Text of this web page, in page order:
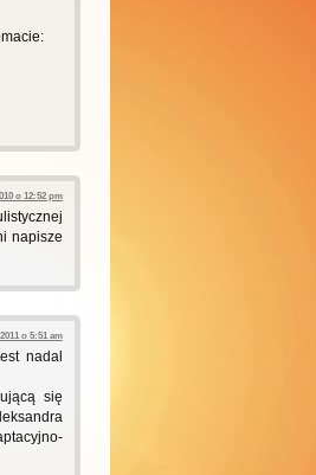
o 12:52 pm
napisze
o 5:51 am
nadal
się